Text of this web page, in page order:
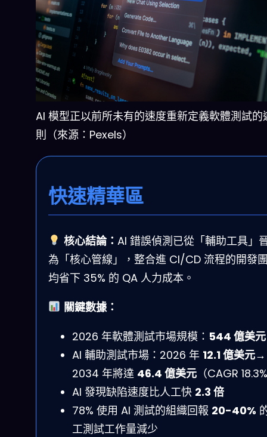
AI 模型正以前所未有的速度重新定義軟體測試的
則（來源：Pexels）
快速精華區
核心結論： AI 錯誤偵測已從「輔助工具」
為「核心管線」，整合進 CI/CD 流程的開發
均省下 35% 的 QA 人力成本。
關鍵數據：
2026 年軟體測試市場規模： 544 億美元
AI 輔助測試市場：2026 年 12.1 億美元→
2034 年將達 46.4 億美元 （CAGR
AI 發現缺陷速度比人工快 2.3 倍
78% 使用 AI 測試的組織回報 20-40%
工測試工作量減少